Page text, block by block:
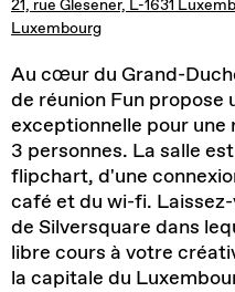
21, rue Glesener, L-1631
Luxembourg
Au cœur du Grand-
de réunion Fun propose
exceptionnelle pour une
3 personnes. La salle
flipchart, d'une
café et du wi-fi.
de Silversquare dans
libre cours à votre
la capitale du